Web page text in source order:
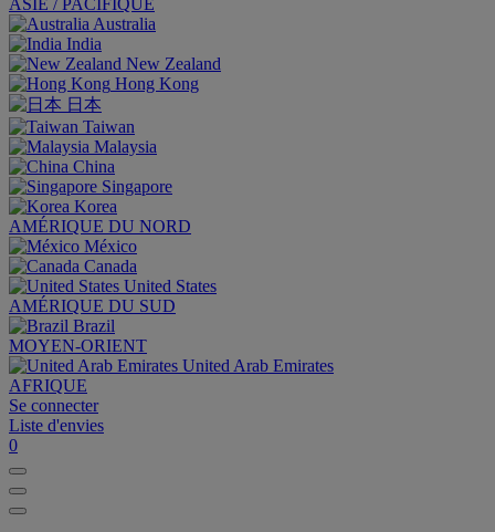
ASIE / PACIFIQUE
Australia
India
New Zealand
Hong Kong
日本
Taiwan
Malaysia
China
Singapore
Korea
AMÉRIQUE DU NORD
México
Canada
United States
AMÉRIQUE DU SUD
Brazil
MOYEN-ORIENT
United Arab Emirates
AFRIQUE
Se connecter
Liste d'envies
0